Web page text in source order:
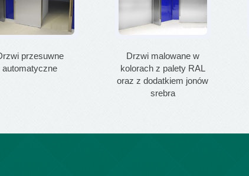
przesuwne
automatyczne
Drzwi malowane w
kolorach z palety RAL
oraz z dodatkiem jonów
srebra